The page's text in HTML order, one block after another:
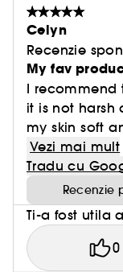
Celyn
Recenzie
My fav
I recommend
it is not harsh
my skin soft
Vezi mai mult
Tradu cu
Recenzie
Ti-a fost utila
0